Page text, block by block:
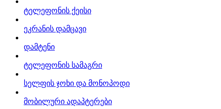
ტელეფონის ქეისი
ეკრანის დამცავი
დამტენი
ტელეფონის სამაგრი
სელფის ჯოხი და მონოპოდი
მობილური ადაპტერები